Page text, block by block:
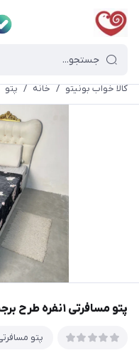
کالا خواب بونیتو / خانه / پتو
پتو مسافرتی ۱نفره طرح برجسته ترمه(طوسی تیره)
پتو مسافرتی